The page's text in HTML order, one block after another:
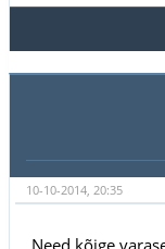
10-10-2014, 20:35
Need kõige